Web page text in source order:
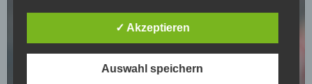
BAYER 04 LEVERKUSEN
Verpasst Leverkusen die Champions League,
Anbieter stattfindet. Die Übermittlung von Daten in
Drittstaaten erfolgt entweder auf Grundlage einer
oder spezieller Vertragsklauseln, die eine gesetzlich
vorausgesetzte Sicherheit der Daten gewährleisten.
✓ Akzeptieren
Auswahl speichern